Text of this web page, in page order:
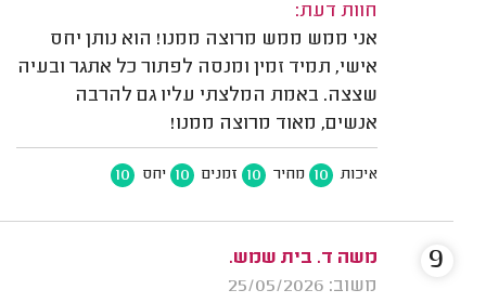
חוות דעת:
אני ממש ממש מרוצה ממנו! הוא נותן יחס
אישי, תמיד זמין ומנסה לפתור כל אתגר ובעיה
שצצה. באמת המלצתי עליו גם להרבה
אנשים, מאוד מרוצה ממנו!
איכות 10 מחיר 10 זמנים 10 יחס 10
משה ד. בית שמש.
משוב: 25/05/2026
9